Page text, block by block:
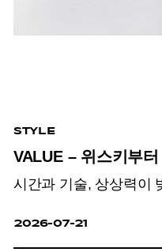
STYLE
VALUE – 위스키부
시간과 기술, 상상력이
2026-07-21